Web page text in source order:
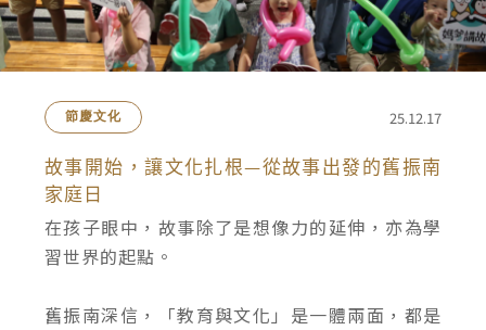
節慶文化 25.12.17
故事開始，讓文化扎根—從故事出發的舊振南
家庭日
在孩子眼中，故事除了是想像力的延伸，亦為學
習世界的起點。
舊振南深信，「教育與文化」是一體兩面，都是